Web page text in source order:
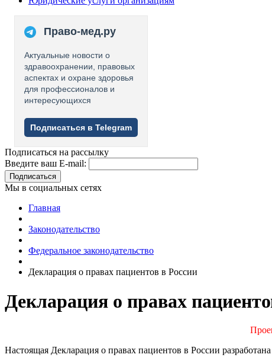
Право-мед.ру
Актуальные новости о
здравоохранении, правовых
аспектах и охране здоровья
для профессионалов и
интересующихся
Подписаться в Telegram
Подписаться на рассылку
Введите ваш E-mail:
Подписаться
Мы в социальных сетях
Главная
Законодательство
Федеральное законодательство
Декларация о правах пациентов в России
Декларация о правах
Настоящая Декларация о правах пациентов в России